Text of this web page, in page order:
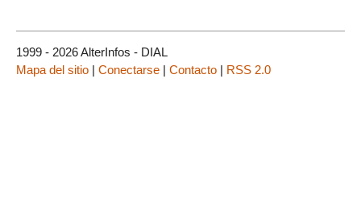
1999 - 2026 AlterInfos - DIAL
Mapa del sitio | Conectarse | Contacto | RSS 2.0